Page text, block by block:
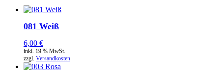
081 Weiß
6,00 €
inkl. 19 % MwSt.
zzgl. Versandkosten